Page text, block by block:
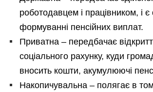
роботодавцем і працівником, і
формуванні пенсійних виплат.
Приватна – передбачає
соціального рахунку, куди
вносить кошти, акумулюючі
Накопичувальна – полягає в